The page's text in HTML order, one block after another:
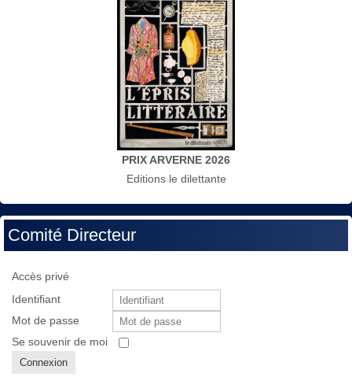
PRIX ARVERNE 2026
Editions le dilettante
Comité Directeur
Accès privé
Identifiant
Mot de passe
Se souvenir de moi
Connexion